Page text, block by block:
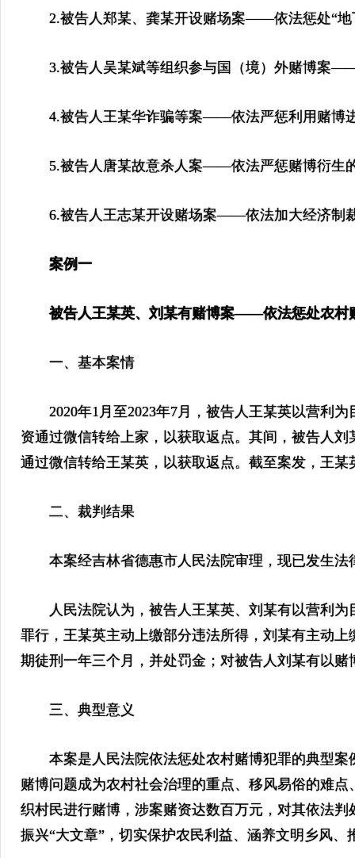
2.被告人郑某、龚某开设赌场案——依法惩处“地
3.被告人吴某斌等组织参与国（境）外赌博案——
4.被告人王某华诈骗等案——依法严惩利用赌博
5.被告人唐某故意杀人案——依法严惩赌博衍生
6.被告人王志某开设赌场案——依法加大经济制
案例一
被告人王某英、刘某有赌博案——依法惩处农村
一、基本案情
2020年1月至2023年7月，被告人王某英以营利为
资通过微信转给上家，以获取返点。其间，被告人
通过微信转给王某英，以获取返点。截至案发，王
二、裁判结果
本案经吉林省德惠市人民法院审理，现已发生法
人民法院认为，被告人王某英、刘某有以营利为
罪行，王某英主动上缴部分违法所得，刘某有主动
期徒刑一年三个月，并处罚金；对被告人刘某有以
三、典型意义
本案是人民法院依法惩处农村赌博犯罪的典型案
赌博问题成为农村社会治理的重点、移风易俗的难
织村民进行赌博，涉案赌资达数百万元，对其依法
振兴“大文章”，切实保护农民利益、涵养文明乡风